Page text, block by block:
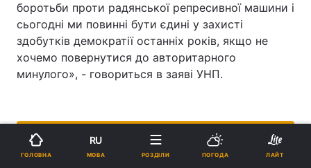
боротьби проти радянської репресивної машини і
сьогодні ми повинні бути єдині у захисті
здобутків демократії останніх років, якщо не
хочемо повернутися до авторитарного
минулого», - говориться в заяві УНП.
ПІДТРИМАЙТЕ НАС
ГОЛОВНА
RU
МОВА РОЗДІЛИ ПОГОДА ЛАЙТ